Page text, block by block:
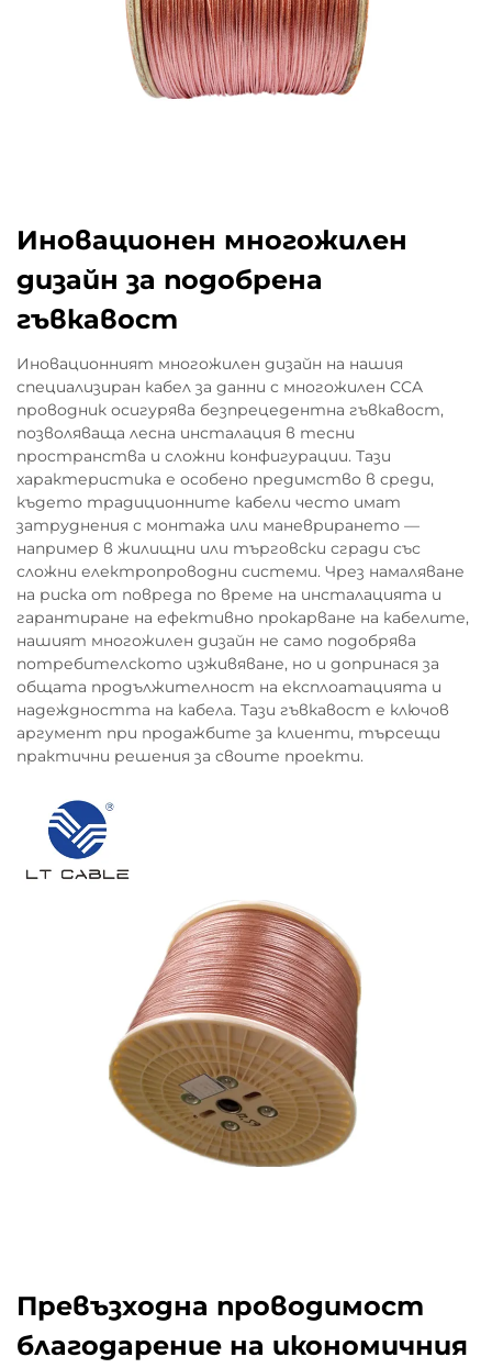
Иновационен многожилен
дизайн за подобрена
гъвкавост
Иновационният многожилен дизайн на нашия
специализиран кабел за данни с многожилен CCA
проводник осигурява безпрецедентна гъвкавост,
позволяваща лесна инсталация в тесни
пространства и сложни конфигурации. Тази
характеристика е особено предимство в среди,
където традиционните кабели често имат
затруднения с монтажа или маневрирането —
например в жилищни или търговски сгради със
сложни електропроводни системи. Чрез намаляване
на риска от повреда по време на инсталацията и
гарантиране на ефективно прокарване на кабелите,
нашият многожилен дизайн не само подобрява
потребителското изживяване, но и допринася за
общата продължителност на експлоатацията и
надеждността на кабела. Тази гъвкавост е ключов
аргумент при продажбите за клиенти, търсещи
практични решения за своите проекти.
Превъзходна проводимост
благодарение на икономичния